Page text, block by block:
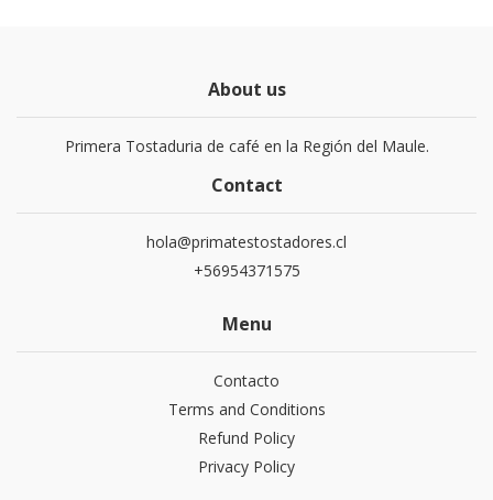
About us
Primera Tostaduria de café en la Región del Maule.
Contact
hola@primatestostadores.cl
+56954371575
Menu
Contacto
Terms and Conditions
Refund Policy
Privacy Policy